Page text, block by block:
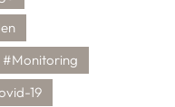
#Monitoring
19